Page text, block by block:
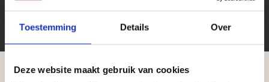
Toestemming Details Over
Deze website maakt gebruik van cookies
Vrijblijvend advies?